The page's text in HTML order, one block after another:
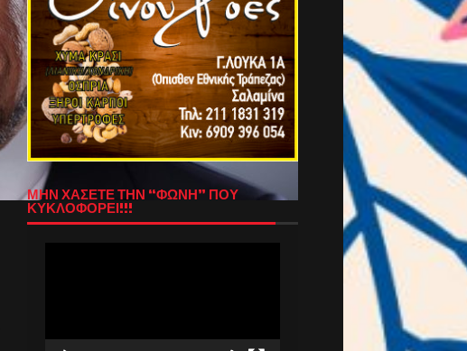
ΜΗΝ ΧΑΣΕΤΕ ΤΗΝ “ΦΩΝΗ” ΠΟΥ
ΚΥΚΛΟΦΟΡΕΙ!!!